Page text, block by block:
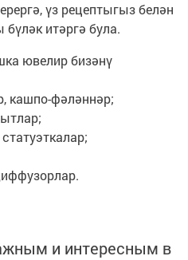
үз рецептыгыз белән
итәргә була.
ювелир бизәнү
кашпо-фәләннәр;
и интересным в